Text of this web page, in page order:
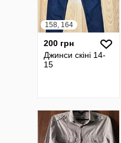
158, 164
200 грн
Джинси скіні 14-
15